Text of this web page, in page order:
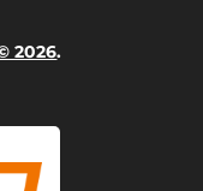
2026.